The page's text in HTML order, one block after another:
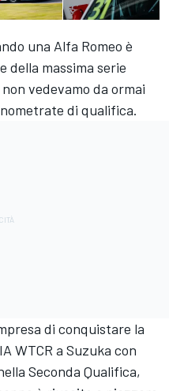
una Alfa Romeo è
della massima serie
vedevamo da ormai
di qualifica.
di conquistare la
WTCR a Suzuka con
Seconda Qualifica,